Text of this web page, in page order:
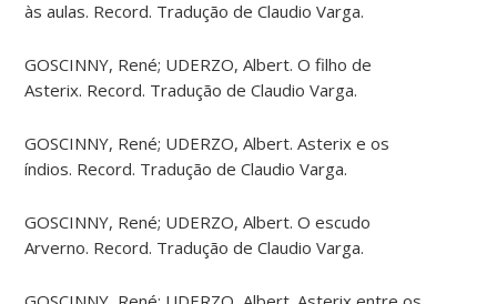
às aulas. Record. Tradução de Claudio Varga.
GOSCINNY, René; UDERZO, Albert. O filho de
Asterix. Record. Tradução de Claudio Varga.
GOSCINNY, René; UDERZO, Albert. Asterix e os
índios. Record. Tradução de Claudio Varga.
GOSCINNY, René; UDERZO, Albert. O escudo
Arverno. Record. Tradução de Claudio Varga.